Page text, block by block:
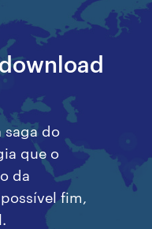
saga do
que o
da
fim,